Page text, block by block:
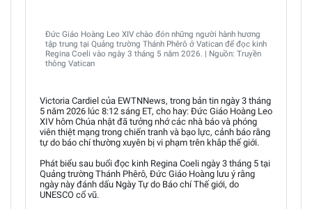
Đức Giáo Hoàng Leo XIV chào đón những người hành hương
tập trung tại Quảng trường Thánh Phêrô ở Vatican để đọc kinh
Regina Coeli vào ngày 3 tháng 5 năm 2026. | Nguồn: Truyền
thông Vatican
Victoria Cardiel của EWTNNews, trong bản tin ngày 3 tháng
5 năm 2026 lúc 8:12 sáng ET, cho hay: Đức Giáo Hoàng Leo
XIV hôm Chúa nhật đã tưởng nhớ các nhà báo và phóng
viên thiệt mạng trong chiến tranh và bạo lực, cảnh báo rằng
tự do báo chí thường xuyên bị vi phạm trên khắp thế giới.
Phát biểu sau buổi đọc kinh Regina Coeli ngày 3 tháng 5 tại
Quảng trường Thánh Phêrô, Đức Giáo Hoàng lưu ý rằng
ngày này đánh dấu Ngày Tự do Báo chí Thế giới, do
UNESCO cổ vũ.